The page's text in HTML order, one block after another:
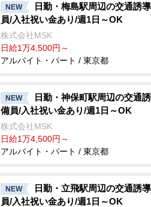
NEW
日勤・梅島駅周辺の交通誘
員/入社祝い金あり/週1日～OK
株式会社MSK
日給1万4,500円～
アルバイト・パート / 東京都
NEW
日勤・神保町駅周辺の交通
備員/入社祝い金あり/週1日～OK
株式会社MSK
日給1万4,500円～
アルバイト・パート / 東京都
NEW
日勤・立飛駅周辺の交通誘
員/入社祝い金あり/週1日～OK